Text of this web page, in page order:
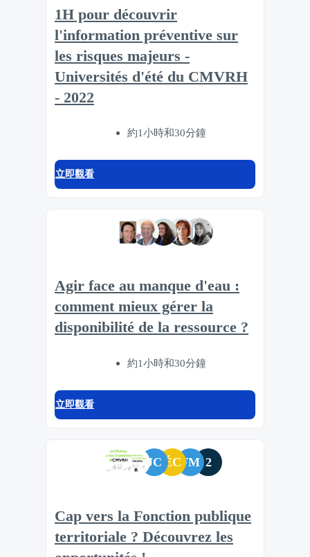
1H pour découvrir
l'information préventive sur
les risques majeurs -
Universités d'été du CMVRH
- 2022
約1小時和30分鐘
立即觀看
Agir face au manque d'eau :
comment mieux gérer la
disponibilité de la ressource ?
約1小時和30分鐘
立即觀看
JC ÉC FM 2
Cap vers la Fonction publique
territoriale ? Découvrez les